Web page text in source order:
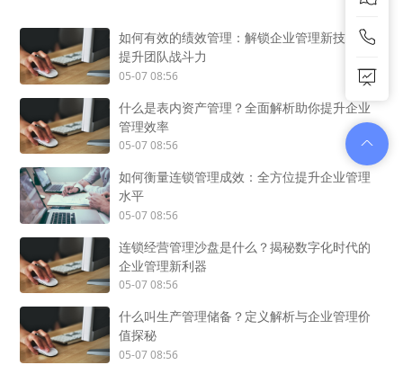
如何有效的绩效管理：解锁企业管理新技能，
提升团队战斗力
05-07 08:56
什么是表内资产管理？全面解析助你提升企业
管理效率
05-07 08:56
如何衡量连锁管理成效：全方位提升企业管理
水平
05-07 08:56
连锁经营管理沙盘是什么？揭秘数字化时代的
企业管理新利器
05-07 08:56
什么叫生产管理储备？定义解析与企业管理价
值探秘
05-07 08:56